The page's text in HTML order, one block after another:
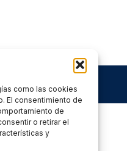
como las cookies
El consentimiento de
de
o retirar el
y